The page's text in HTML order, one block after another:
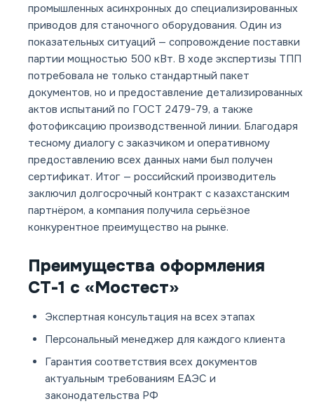
промышленных асинхронных до специализированных
приводов для станочного оборудования. Один из
показательных ситуаций — сопровождение поставки
партии мощностью 500 кВт. В ходе экспертизы ТПП
потребовала не только стандартный пакет
документов, но и предоставление детализированных
актов испытаний по ГОСТ 2479-79, а также
фотофиксацию производственной линии. Благодаря
тесному диалогу с заказчиком и оперативному
предоставлению всех данных нами был получен
сертификат. Итог — российский производитель
заключил долгосрочный контракт с казахстанским
партнёром, а компания получила серьёзное
конкурентное преимущество на рынке.
Преимущества оформления
СТ-1 с «Мостест»
Экспертная консультация на всех этапах
Персональный менеджер для каждого клиента
Гарантия соответствия всех документов
актуальным требованиям ЕАЭС и
законодательства РФ